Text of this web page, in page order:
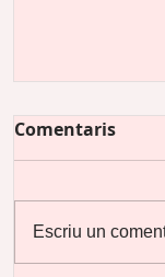
Comentaris
Escriu un